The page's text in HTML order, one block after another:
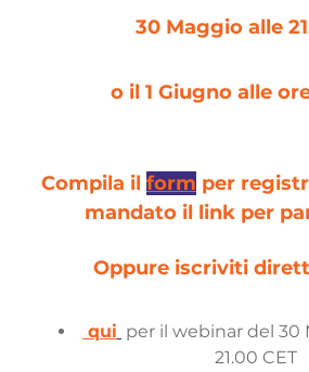
30 Maggio alle
o il 1 Giugno alle
Compila il form per
mandato il link per
Oppure iscriviti
qui per il webinar del 30
21.00 CET